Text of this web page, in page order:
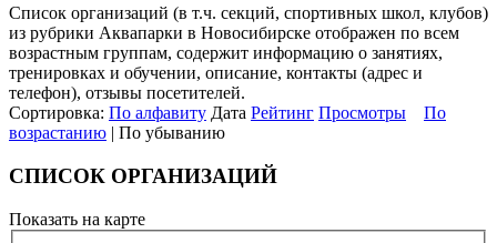
Список организаций (в т.ч. секций, спортивных школ, клубов)
из рубрики Аквапарки в Новосибирске отображен по всем
возрастным группам, содержит информацию о занятиях,
тренировках и обучении, описание, контакты (адрес и
телефон), отзывы посетителей.
Сортировка: По алфавиту Дата Рейтинг Просмотры
По
возрастанию | По убыванию
СПИСОК ОРГАНИЗАЦИЙ
Показать на карте